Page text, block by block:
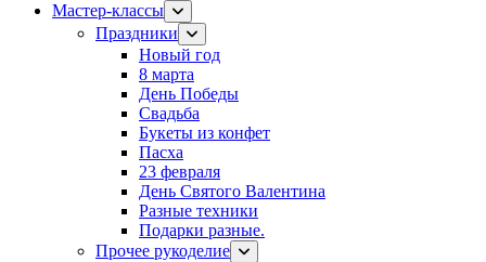
Мастер-классы
Праздники
Новый год
8 марта
День Победы
Свадьба
Букеты из конфет
Пасха
23 февраля
День Святого Валентина
Разные техники
Подарки разные.
Прочее рукоделие